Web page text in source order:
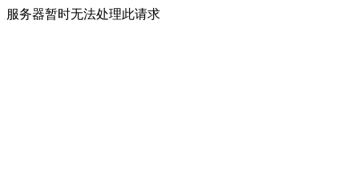
服务器暂时无法处理此请求